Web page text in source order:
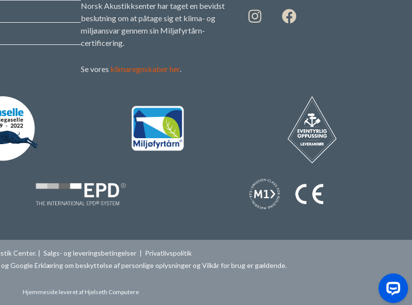
Norsk Akustikksenter har taget en bevidst
beslutning om at påtage sig et klima- og
miljøansvar gennem sin Miljøfyrtårn-
certificering.
Se vores klimaregnskaber her.
Center. | Salgs- og leveringsbetingelser | Privatlivspolitik
GoogleErklæring om beskyttelse af personlige oplysningerogVilkår for bruger gældende.
Hjemmeside leveret af Hjelseth Computere